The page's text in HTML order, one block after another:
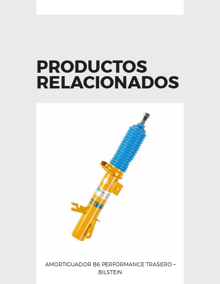
PRODUCTOS
RELACIONADOS
AMORTIGUADOR B6 PERFORMANCE TRASERO –
BILSTEIN